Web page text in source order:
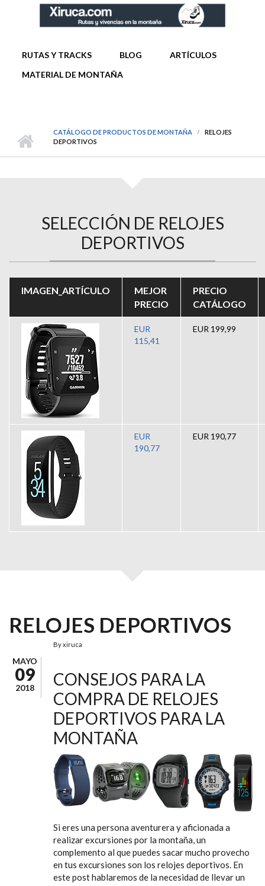
Pasar al contenido principal
MENÚ PRINCIPAL
RUTAS Y TRACKS BLOG
ARTÍCULOS
MATERIAL DE MONTAÑA
CATÁLOGO DE PRODUCTOS DE MONTAÑA
RELOJES
DEPORTIVOS
SELECCIÓN DE RELOJES
DEPORTIVOS
IMAGEN_ARTÍCULO
MEJOR
PRECIO
PRECIO
CATÁLOGO
EUR
115,41
EUR 199,99
EUR
190,77
EUR 190,77
RELOJES DEPORTIVOS
MAYO
09
2018
Byxiruca
CONSEJOS PARA LA
COMPRA DE RELOJES
DEPORTIVOS PARA LA
MONTAÑA
Si eres una persona aventurera y aficionada a
realizar excursiones por la montaña, un
complemento al que puedes sacar mucho provecho
en tus excursiones son los relojes deportivos. En
este post hablaremos de la necesidad de llevar un